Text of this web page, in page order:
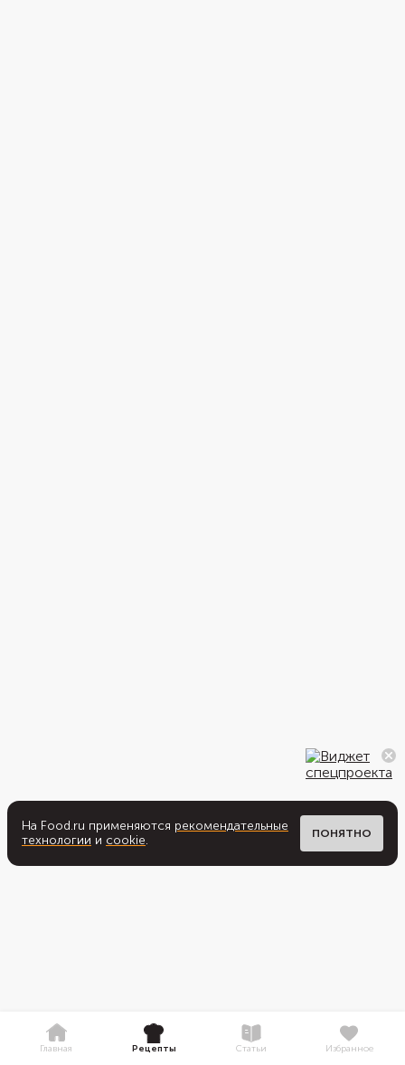
На Food.ru применяются рекомендательные
технологии и cookie. ПОНЯТНО
Главная Рецепты Статьи Избранное